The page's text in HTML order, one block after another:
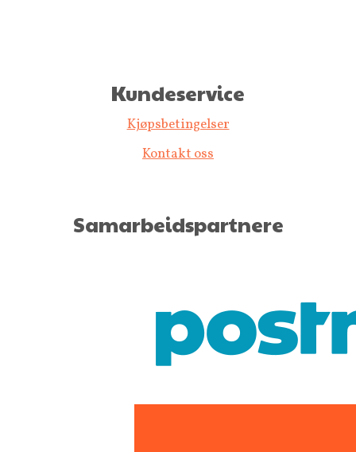
Kundeservice
Kjøpsbetingelser
Kontakt oss
Samarbeidspartnere